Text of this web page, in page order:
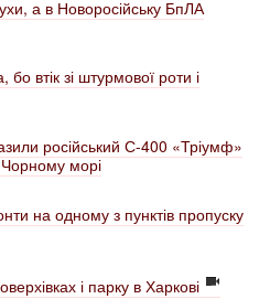
а в Новоросійську БпЛА
втік зі штурмової роти і
російський С-400 «Тріумф»
морі
на одному з пунктів пропуску
і парку в Харкові